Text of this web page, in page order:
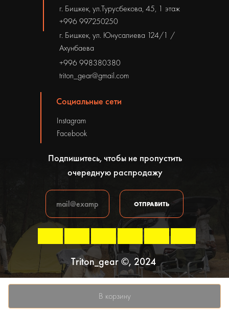
В корзину
Подпишитесь, чтобы не пропустить
очередную распродажу
Triton_gear ©, 2024
Политика конфиденциальности
ОТПРАВИТЬ
г. Бишкек, ул.Турусбекова, 45, 1 этаж
г. Бишкек, ул. Юнусалиева 124/1 /
Ахунбаева
+996 998380380
triton_gear@gmail.com
+996 997250250
Социальные сети
Instagram
Facebook